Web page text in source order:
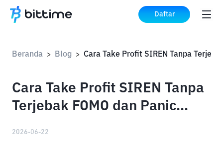
Daftar
Beranda > Blog >
Cara Take Profit SIREN Tanpa
Terjebak FOMO dan Panic
2026-06-22